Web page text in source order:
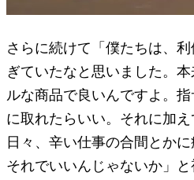
さらに続けて「僕たちは、
ぎていたなと思いました。
ルな商品で良いんですよ。
に取れたらいい。それに加
日々、辛い仕事の合間とかに
それでいいんじゃないか」